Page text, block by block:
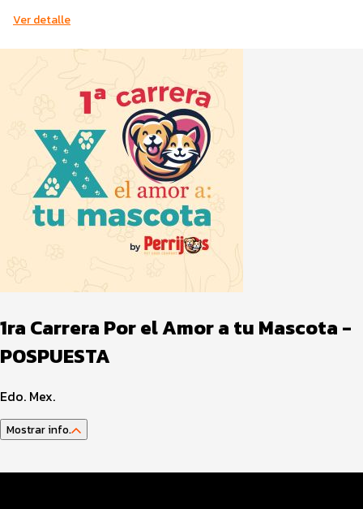
Ver detalle
1ra Carrera Por el Amor a tu Mascota -
POSPUESTA
Edo. Mex.
Mostrar info.